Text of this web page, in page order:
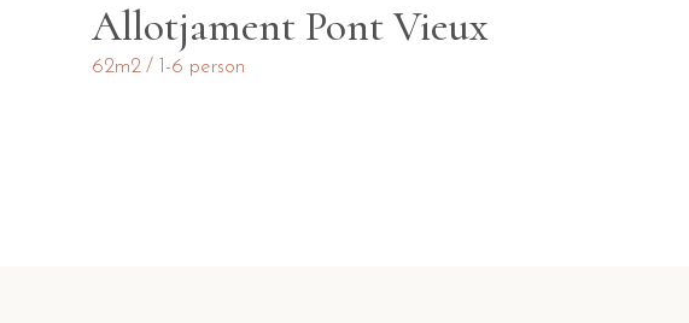
Allotjament Pont Vieux
62m2 1-6 person